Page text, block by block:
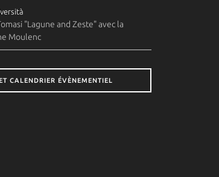
"Lagune and Zeste" avec la
Moulenc
CALENDRIER ÉVÈNEMENTIEL